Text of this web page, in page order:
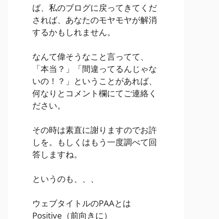
ば、私のブログに戻ってきてくだ
されば、あなたのモヤモヤが解消
するかもしれません。
なんて偉そうなこと言ってて、
「本当？」「間違ってるんじゃな
いの！？」ということがあれば、
何なりとコメント欄にてご連絡く
ださい。
その時は素直に謝りますのでお許
しを。もしくはもう一度調べて回
答しますね。
というのも、、、
ウェブタイトルのPAAとは
Positive （前向きに）